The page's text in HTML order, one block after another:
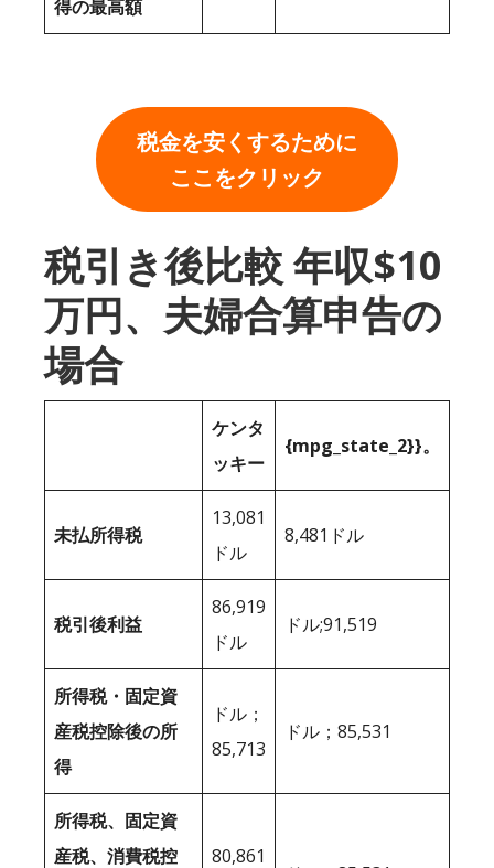
得の最高額
税金を安くするために
ここをクリック
税引き後比較 年収$10
万円、夫婦合算申告の
場合
ケンタ
ッキー
{mpg_state_2}}。
未払所得税
13,081
ドル
8,481ドル
税引後利益
86,919
ドル
ドル;91,519
所得税・固定資
産税控除後の所
得
ドル；
85,713
ドル；85,531
所得税、固定資
産税、消費税控
80,861